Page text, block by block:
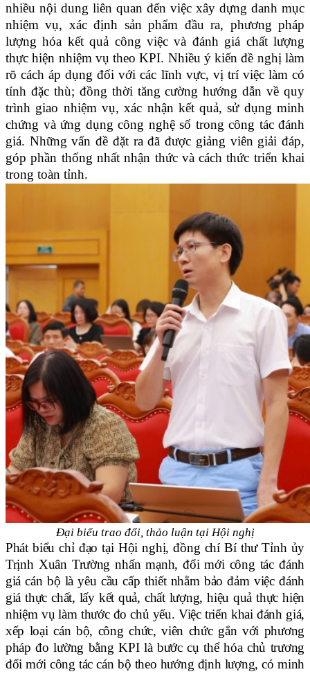
nhiều nội dung liên quan đến việc xây dựng danh mục
nhiệm vụ, xác định sản phẩm đầu ra, phương pháp
lượng hóa kết quả công việc và đánh giá chất lượng
thực hiện nhiệm vụ theo KPI. Nhiều ý kiến đề nghị làm
rõ cách áp dụng đối với các lĩnh vực, vị trí việc làm có
tính đặc thù; đồng thời tăng cường hướng dẫn về quy
trình giao nhiệm vụ, xác nhận kết quả, sử dụng minh
chứng và ứng dụng công nghệ số trong công tác đánh
giá. Những vấn đề đặt ra đã được giảng viên giải đáp,
góp phần thống nhất nhận thức và cách thức triển khai
trong toàn tỉnh.
Đại biểu trao đổi, thảo luận tại Hội nghị
Phát biểu chỉ đạo tại Hội nghị, đồng chí Bí thư Tỉnh ủy
Trịnh Xuân Trường nhấn mạnh, đổi mới công tác đánh
giá cán bộ là yêu cầu cấp thiết nhằm bảo đảm việc đánh
giá thực chất, lấy kết quả, chất lượng, hiệu quả thực hiện
nhiệm vụ làm thước đo chủ yếu. Việc triển khai đánh giá,
xếp loại cán bộ, công chức, viên chức gắn với phương
pháp đo lường bằng KPI là bước cụ thể hóa chủ trương
đổi mới công tác cán bộ theo hướng định lượng, có minh